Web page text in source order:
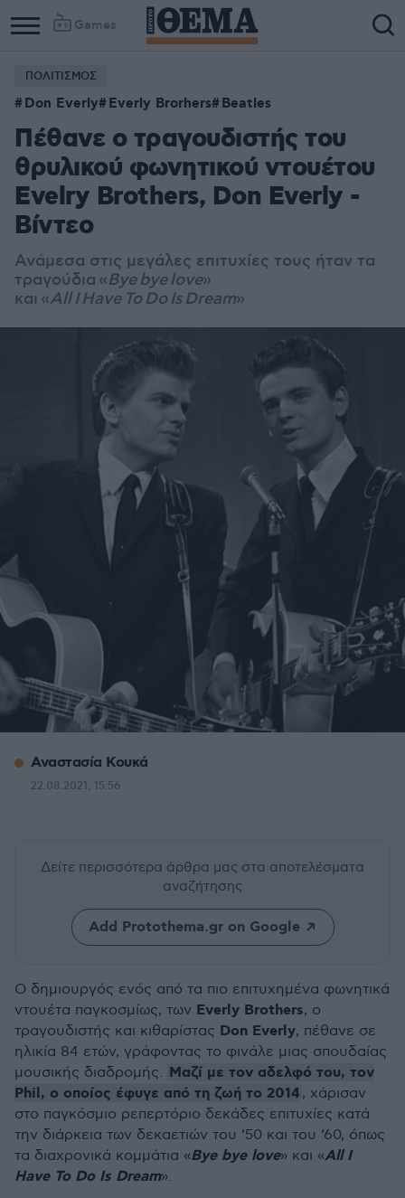
Games
ΠΟΛΙΤΙΣΜΟΣ
Don Everly Everly Brorhers Beatles
Πέθανε ο τραγουδιστής του
θρυλικού φωνητικού ντουέτου
Evelry Brothers, Don Everly -
Βίντεο
Ανάμεσα στις μεγάλες επιτυχίες τους ήταν τα
τραγούδια «Bye bye love»
και «All I Have To Do Is Dream»
Αναστασία Κουκά
22.08.2021, 15:56
Δείτε περισσότερα άρθρα μας στα αποτελέσματα
αναζήτησης
Add Protothema.gr on Google
Ο δημιουργός ενός από τα πιο επιτυχημένα φωνητικά
ντουέτα παγκοσμίως, των Everly Brothers, o
τραγουδιστής και κιθαρίστας Don Everly, πέθανε σε
ηλικία 84 ετών, γράφοντας το φινάλε μιας σπουδαίας
μουσικής διαδρομής. Μαζί με τον αδελφό του, τον
Phil, ο οποίος έφυγε από τη ζωή το 2014 , χάρισαν
στο παγκόσμιο ρεπερτόριο δεκάδες επιτυχίες κατά
την διάρκεια των δεκαετιών του ’50 και του ’60, όπως
τα διαχρονικά κομμάτια «Bye bye love» και «All I
Have To Do Is Dream».